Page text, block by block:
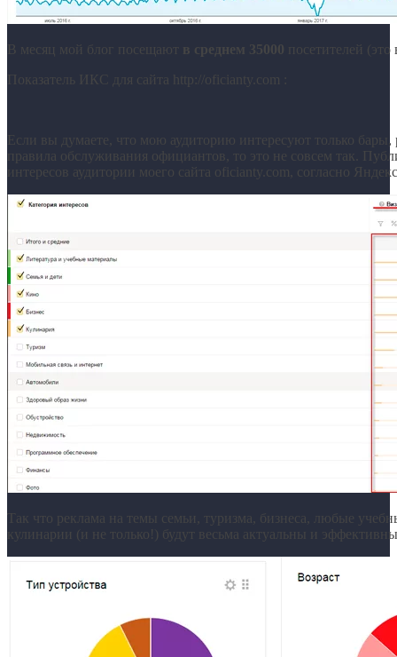
В месяц мой блог посещают в среднем 35000 посетителей (это
Показатель ИКС для сайта http://oficianty.com :
Если вы думаете, что мою аудиторию интересуют только бары,
правила обслуживания официантов, то это не совсем так.
интересов аудитории моего сайта oficianty.com, согласно
Так что реклама на темы семьи, туризма, бизнеса, любые
кулинарии (и не только!) будут весьма актуальны и